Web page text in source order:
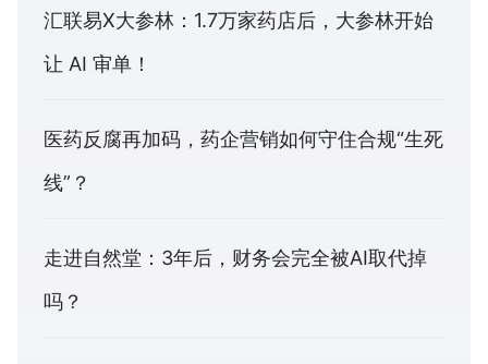
汇联易X大参林：1.7万家药店后，大参林开始
让 AI 审单！
医药反腐再加码，药企营销如何守住合规“生死
线”？
走进自然堂：3年后，财务会完全被AI取代掉
吗？